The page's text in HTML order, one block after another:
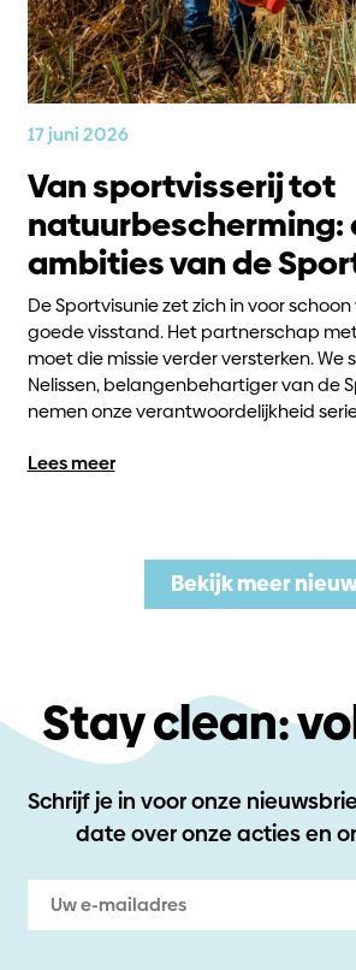
17 juni 2026
Van sportvisserij tot
natuurbescherming:
ambities van de
De Sportvisunie zet zich in voor
goede visstand. Het partnerschap
moet die missie verder versterken. We
Nelissen, belangenbehartiger van de
nemen onze verantwoordelijkheid
Lees meer
Bekijk meer
Stay clean:
Schrijf je in voor onze
dateover onze acties en